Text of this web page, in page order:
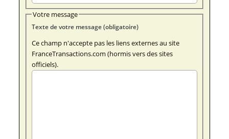
Votre message
Texte de votre message (obligatoire)
Ce champ n'accepte pas les liens externes au site
FranceTransactions.com (hormis vers des sites
officiels).